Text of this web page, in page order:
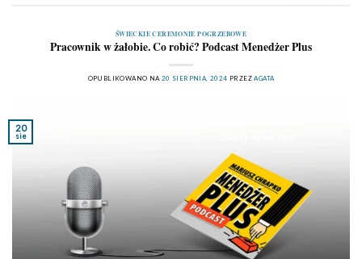
ŚWIECKIE CEREMONIE POGRZEBOWE
Pracownik w żałobie. Co robić? Podcast Menedżer Plus
OPUBLIKOWANO NA 20 SIERPNIA, 2024 PRZEZAGATA
20
sie